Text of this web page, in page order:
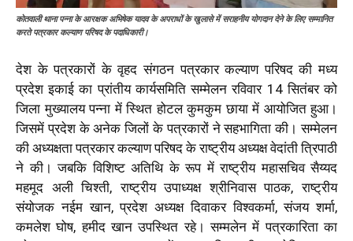
कोतवाली थाना पन्ना के आरक्षक अभिषेक यादव के अपराधों के खुलासे में सराहनीय योगदान देने के लिए सम्मानित
करते पत्रकार कल्याण परिषद के पदाधिकारी।
देश के पत्रकारों के वृहद संगठन पत्रकार कल्याण परिषद की मध्य
प्रदेश इकाई का प्रांतीय कार्यसमिति सम्मेलन रविवार 14 सितंबर को
जिला मुख्यालय पन्ना में स्थित होटल कुमकुम छाया में आयोजित हुआ।
जिसमें प्रदेश के अनेक जिलों के पत्रकारों ने सहभागिता की। सम्मेलन
की अध्यक्षता पत्रकार कल्याण परिषद के राष्ट्रीय अध्यक्ष वेदांती त्रिपाठी
ने की। जबकि विशिष्ट अतिथि के रूप में राष्ट्रीय महासचिव सैय्यद
महमूद अली चिश्ती, राष्ट्रीय उपाध्यक्ष श्रीनिवास पाठक, राष्ट्रीय
संयोजक नईम खान, प्रदेश अध्यक्ष दिवाकर विश्वकर्मा, संजय शर्मा,
कमलेश घोष, हमीद खान उपस्थित रहे। सम्मलेन में पत्रकारिता का